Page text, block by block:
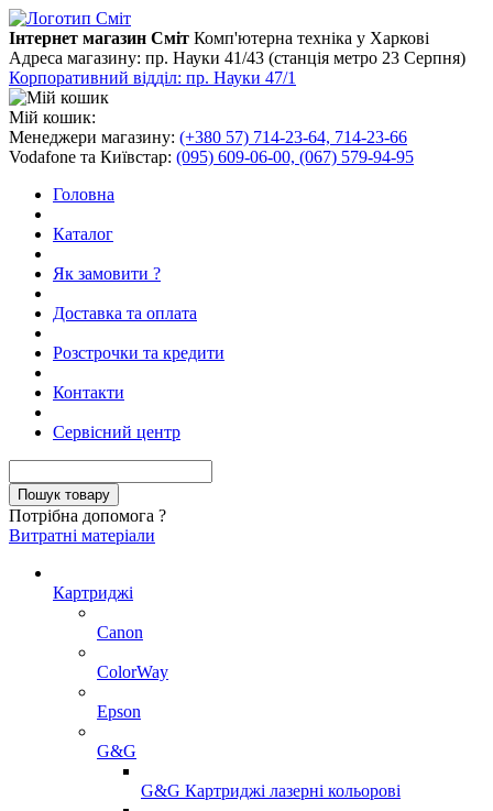
Інтернет магазин Сміт Комп'ютерна техніка у Харкові
Адреса магазину: пр. Науки 41/43 (станція метро 23 Серпня)
Корпоративний відділ: пр. Науки 47/1
Мій кошик:
Менеджери магазину: (+380 57) 714-23-64, 714-23-66
Vodafone та Київстар: (095) 609-06-00, (067) 579-94-95
Головна
Каталог
Як замовити ?
Доставка та оплата
Розстрочки та кредити
Контакти
Сервісний центр
Потрібна допомога ?
Витратні матеріали
Картриджі
Canon
ColorWay
Epson
G&G
G&G Картриджі лазерні кольорові